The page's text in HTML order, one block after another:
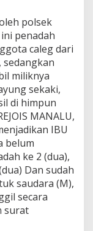
polsek
penadah
caleg dari
miliknya
sekaki,
di himpun
MANALU,
IBU
belum
ke 2 (dua),
Dan sudah
saudara (M),
secara
surat